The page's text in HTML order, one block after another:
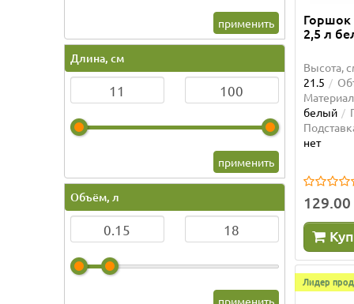
применить
Длина, см
применить
Объём, л
применить
Горшок
2,5 л
Высота,
21.5
белый
нет
129.00
Лидер